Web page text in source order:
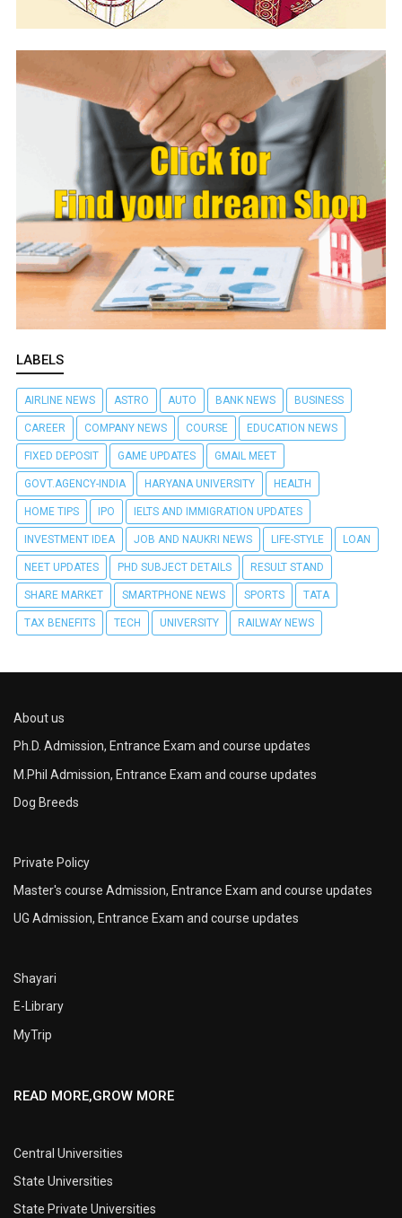
LABELS
AIRLINE NEWS ASTRO AUTO BANK NEWS BUSINESS
CAREER COMPANY NEWS COURSE EDUCATION NEWS
FIXED DEPOSIT GAME UPDATES GMAIL MEET
GOVT.AGENCY-INDIA HARYANA UNIVERSITY HEALTH
HOME TIPS IPO IELTS AND IMMIGRATION UPDATES
INVESTMENT IDEA JOB AND NAUKRI NEWS LIFE-STYLE LOAN
NEET UPDATES PHD SUBJECT DETAILS RESULT STAND
SHARE MARKET SMARTPHONE NEWS SPORTS TATA
TAX BENEFITS TECH UNIVERSITY RAILWAY NEWS
About us
Ph.D. Admission, Entrance Exam and course updates
M.Phil Admission, Entrance Exam and course updates
Dog Breeds
Private Policy
Master's course Admission, Entrance Exam and course updates
UG Admission, Entrance Exam and course updates
Shayari
E-Library
MyTrip
READ MORE,GROW MORE
Central Universities
State Universities
State Private Universities